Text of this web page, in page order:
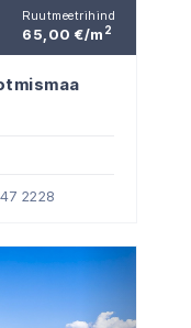
Ruutmeetrihind
65,00 €/m 2
2228